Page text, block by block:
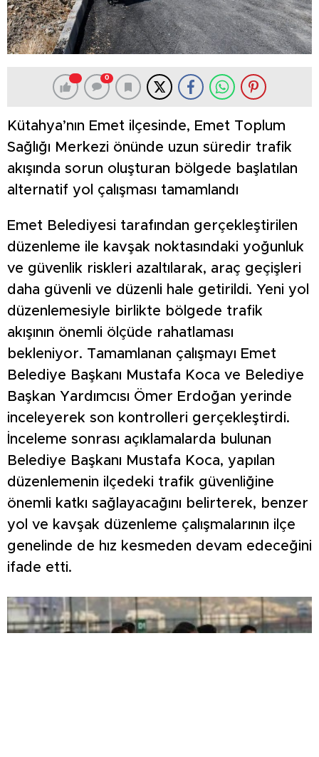
0
Kütahya’nın Emet ilçesinde, Emet Toplum
Sağlığı Merkezi önünde uzun süredir trafik
akışında sorun oluşturan bölgede başlatılan
alternatif yol çalışması tamamlandı
Emet Belediyesi tarafından gerçekleştirilen
düzenleme ile kavşak noktasındaki yoğunluk
ve güvenlik riskleri azaltılarak, araç geçişleri
daha güvenli ve düzenli hale getirildi. Yeni yol
düzenlemesiyle birlikte bölgede trafik
akışının önemli ölçüde rahatlaması
bekleniyor. Tamamlanan çalışmayı Emet
Belediye Başkanı Mustafa Koca ve Belediye
Başkan Yardımcısı Ömer Erdoğan yerinde
inceleyerek son kontrolleri gerçekleştirdi.
İnceleme sonrası açıklamalarda bulunan
Belediye Başkanı Mustafa Koca, yapılan
düzenlemenin ilçedeki trafik güvenliğine
önemli katkı sağlayacağını belirterek, benzer
yol ve kavşak düzenleme çalışmalarının ilçe
genelinde de hız kesmeden devam edeceğini
ifade etti.